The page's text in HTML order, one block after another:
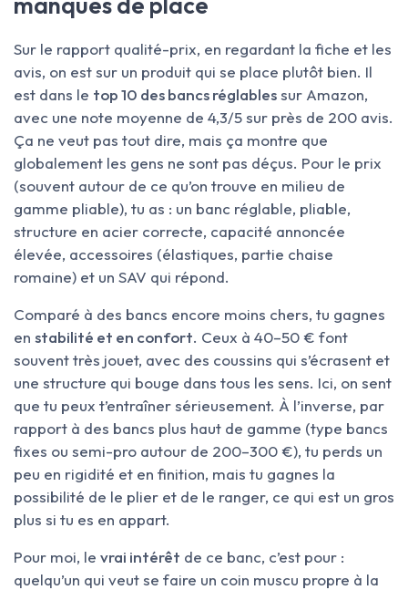
Sur le rapport qualité-prix, en regardant la fiche et les
avis, on est sur un produit qui se place plutôt bien. Il
est dans le top 10 des bancs réglablessur Amazon,
avec une note moyenne de 4,3/5 sur près de 200 avis.
Ça ne veut pas tout dire, mais ça montre que
globalement les gens ne sont pas déçus. Pour le prix
(souvent autour de ce qu’on trouve en milieu de
gamme pliable), tu as : un banc réglable, pliable,
structure en acier correcte, capacité annoncée
élevée, accessoires (élastiques, partie chaise
romaine) et un SAV qui répond.
Comparé à des bancs encore moins chers, tu gagnes
en stabilité et en confort. Ceux à 40–50 € font
souvent très jouet, avec des coussins qui s’écrasent et
une structure qui bouge dans tous les sens. Ici, on sent
que tu peux t’entraîner sérieusement. À l’inverse, par
rapport à des bancs plus haut de gamme (type bancs
fixes ou semi-pro autour de 200–300 €), tu perds un
peu en rigidité et en finition, mais tu gagnes la
possibilité de le plier et de le ranger, ce qui est un gros
plus si tu es en appart.
Pour moi, le vrai intérêt de ce banc, c’est pour :
quelqu’un qui veut se faire un coin muscu propre à la